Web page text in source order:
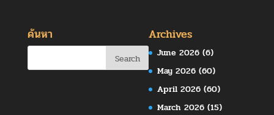
ค้นหา Archives
June 2026 (6)
May 2026 (60)
April 2026 (60)
March 2026 (15)